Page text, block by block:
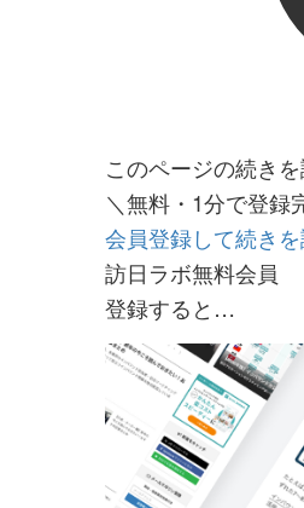
このページの続き
＼無料・1分で登録
会員登録して続き
訪日ラボ無料会員
登録すると…